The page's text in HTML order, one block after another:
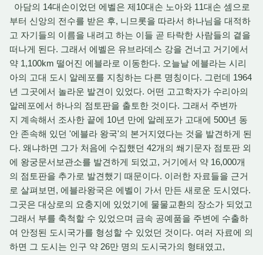
아담의 14대손이었던 에벨은 제10대손 노아와 11대손 셈으로
부터 신앙의 전수를 받은 후, 니므롯을 따라서 하나님을 대적하
고 자기들의 이름을 내려고 하는 이들 곧 타락한 사람들의 곁을
떠나게 된다. 그래서 에벨은 유브라데스 강을 건너고 거기에서
약 1,100km 떨어진 에블라로 이동한다. 오늘날 에블라는 시리
아의 고대 도시 알레포를 지칭하는 다른 명칭이다. 그런데 1964
년 그곳에서 놀라운 발견이 있었다. 어떤 고고학자가 수리아의
알레포에서 하나의 점토판을 출토한 것이다. 그래서 주변까
지 계속해서 조사한 끝에 10년 만에 알레포가 고대에 500년 동
안 존속해 있던 '에블라 왕국'의 본거지였다는 것을 발견하게 된
다. 왜냐하면 그가 처음에 수집했던 42개의 쐐기문자 점토판 외
에 왕궁문서보관소를 발견하게 되었고, 거기에서 약 16,000개
의 점토판을 추가로 발견했기 때문이다. 이러한 자료들을 근거
로 살펴보면, 에블라왕국은 에벨이 가서 만든 새로운 도시였다.
그곳은 대상로의 요충지에 있었기에 물물교환의 장소가 되었고
그래서 부를 축척할 수 있었으며 금속 공예품을 주변에 수출하
여 안정된 도시국가를 형성할 수 있었던 것이다. 여러 자료에 의
하면 그 도시는 인구 약 26만 명의 도시국가의 형태였고,